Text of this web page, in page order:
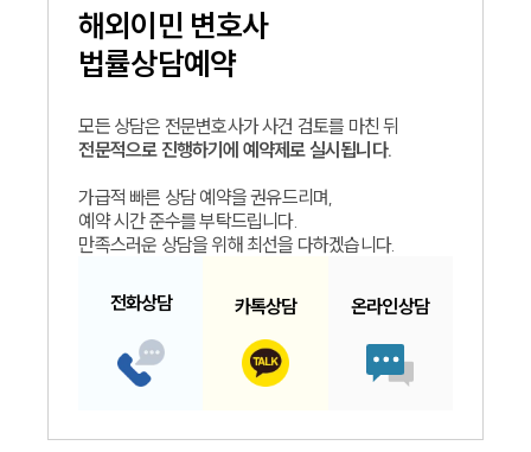
만화로 보는 사례
해외이민 변호사
법률상담예약
모든 상담은 전문변호사가 사건 검토를 마친 뒤
전문적으로 진행하기에 예약제로 실시됩니다.
가급적 빠른 상담 예약을 권유드리며,
예약 시간 준수를 부탁드립니다.
만족스러운 상담을 위해 최선을 다하겠습니다.
전화상담 카톡상담 온라인상담